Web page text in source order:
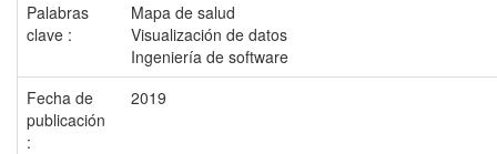
Palabras
clave :
Mapa de salud
Visualización de datos
Ingeniería de software
Fecha de
publicación
:
2019